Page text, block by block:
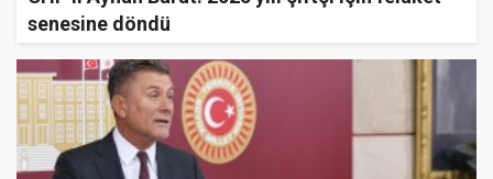
senesine döndü